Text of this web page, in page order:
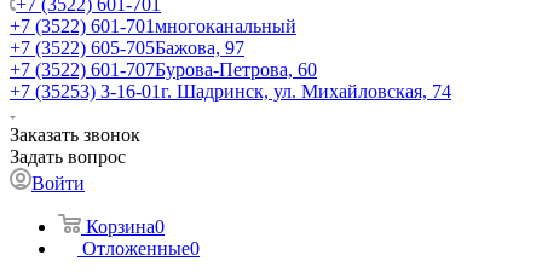
+7 (3522) 601-701
+7 (3522) 601-701многоканальный
+7 (3522) 605-705Бажова, 97
+7 (3522) 601-707Бурова-Петрова, 60
+7 (35253) 3-16-01г. Шадринск, ул. Михайловская, 74
Заказать звонок
Задать вопрос
Войти
Корзина0
Отложенные0